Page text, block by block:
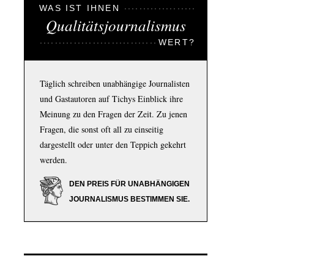
WAS IST IHNEN
Qualitätsjournalismus
WERT?
Täglich schreiben unabhängige Journalisten
und Gastautoren auf Tichys Einblick ihre
Meinung zu den Fragen der Zeit. Zu jenen
Fragen, die sonst oft all zu einseitig
dargestellt oder unter den Teppich gekehrt
werden.
DEN PREIS FÜR UNABHÄNGIGEN
JOURNALISMUS BESTIMMEN SIE.